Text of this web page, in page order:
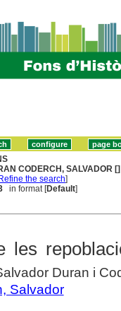
CODERCH, SALVADOR []
the search]
in format [Default]
les
Duran i
Salvador